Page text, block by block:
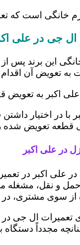
خانگی است که
جی در علی
این برند پس
به تعویض آن
اکبر به تعویض
با در اختیار
قطعه تعویض شده
در علی اکبر
در علی اکبر در
و نقل، مشغله
از سوی مشتری،
تعمیرات ال جی
مجدداً